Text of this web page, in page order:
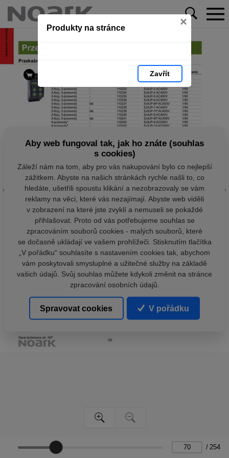
Produkty na stránce ×
Zavřít
/ 254
Aby web fungoval tak, jak ho znáte (souhlas
s cookies)
Záleží nám na tom, aby pro vás nakupování bylo co nejlepší
zážitkem. Abyste na našich stránkách rychle našli to, co
hledáte, ušetřili spoustu klikání a nezobrazovaly se vám
reklamy na věci, které vás nezajímají. Abyste web viděli
v zobrazení na které jste zvyklí a nemuseli se pokaždé
přihlašovat. Proto od vás potřebujeme souhlas se
zpracováním souborů cookies - malých souborů, které
se dočasně ukládají ve vašem prohlížeči. Stisknutím tlačítka
„V pořádku“ souhlasíte s nastavením cookies tak, abychom
vám poskytovali smysluplné a užitečné služby na základě
vašich údajů. Svůj souhlas můžete kdykoli změnit na stránce
zpracování osobních údajů.
Spravovat cookies V pořádku